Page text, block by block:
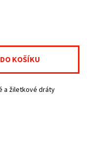
a žiletkové dráty